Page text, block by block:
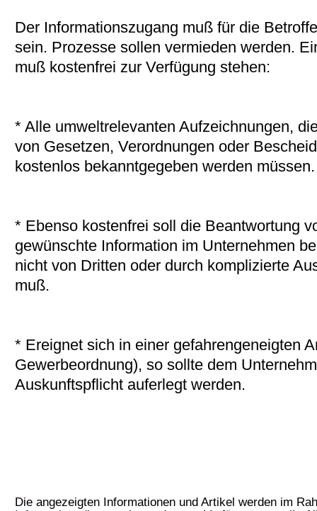
Der Informationszugang muß für die
sein. Prozesse sollen vermieden werden.
muß kostenfrei zur Verfügung stehen:
* Alle umweltrelevanten Aufzeichnungen,
von Gesetzen, Verordnungen oder
kostenlos bekanntgegeben werden müssen.
* Ebenso kostenfrei soll die Beantwortung
gewünschte Information im Unternehmen
nicht von Dritten oder durch komplizierte
muß.
* Ereignet sich in einer gefahrengeneigten
Gewerbeordnung), so sollte dem
Auskunftspflicht auferlegt werden.
Die angezeigten Informationen und Artikel werden im